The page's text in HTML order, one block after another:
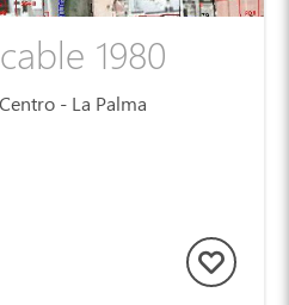
1980
- La Palma